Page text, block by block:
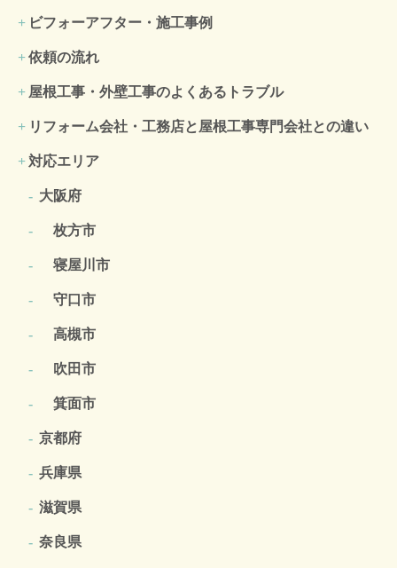
ビフォーアフター・施工事例
依頼の流れ
屋根工事・外壁工事のよくある トラブル
リフォーム会社・工務店と屋根工事専門会社との違い
対応エリア
大阪府
枚方市
寝屋川市
守口市
高槻市
吹田市
箕面市
京都府
兵庫県
滋賀県
奈良県